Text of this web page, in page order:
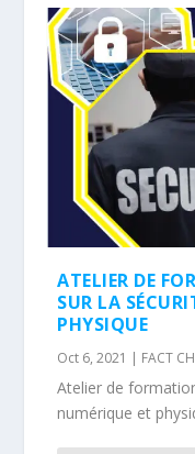
ATELIER DE
SUR LA
PHYSIQUE
Oct 6, 2021 | FACT
Atelier de
numérique et